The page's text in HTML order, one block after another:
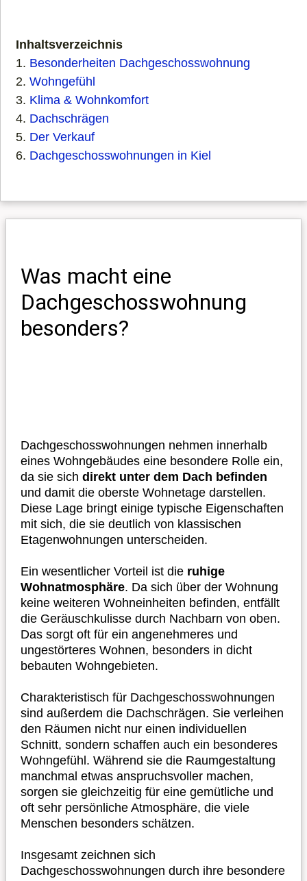
Inhaltsverzeichnis
1. Besonderheiten Dachgeschosswohnung
2.Wohngefühl
3. Klima & Wohnkomfort
4. Dachschrägen
5. Der Verkauf
6. Dachgeschosswohnungen in Kiel
Was macht eine
Dachgeschosswohnung
besonders?
Dachgeschosswohnungen nehmen innerhalb
eines Wohngebäudes eine besondere Rolle ein,
da sie sichdirekt unter dem Dach befinden
und damit die oberste Wohnetage darstellen.
Diese Lage bringt einige typische Eigenschaften
mit sich, die sie deutlich von klassischen
Etagenwohnungen unterscheiden.
Ein wesentlicher Vorteil ist die ruhige
Wohnatmosphäre. Da sich über der Wohnung
keine weiteren Wohneinheiten befinden, entfällt
die Geräuschkulisse durch Nachbarn von oben.
Das sorgt oft für ein angenehmeres und
ungestörteres Wohnen, besonders in dicht
bebauten Wohngebieten.
Charakteristisch für Dachgeschosswohnungen
sind außerdem die Dachschrägen. Sie verleihen
den Räumen nicht nur einen individuellen
Schnitt, sondern schaffen auch ein besonderes
Wohngefühl. Während sie die Raumgestaltung
manchmal etwas anspruchsvoller machen,
sorgen sie gleichzeitig für eine gemütliche und
oft sehr persönliche Atmosphäre, die viele
Menschen besonders schätzen.
Insgesamt zeichnen sich
Dachgeschosswohnungen durch ihre besondere